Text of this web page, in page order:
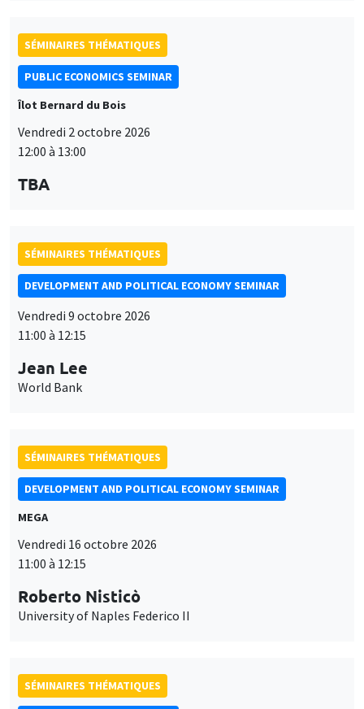
SÉMINAIRES THÉMATIQUES
PUBLIC ECONOMICS SEMINAR
Îlot Bernard du Bois
Vendredi 2 octobre 2026
12:00 à 13:00
TBA
SÉMINAIRES THÉMATIQUES
DEVELOPMENT AND POLITICAL ECONOMY SEMINAR
Vendredi 9 octobre 2026
11:00 à 12:15
Jean Lee
World Bank
SÉMINAIRES THÉMATIQUES
DEVELOPMENT AND POLITICAL ECONOMY SEMINAR
MEGA
Vendredi 16 octobre 2026
11:00 à 12:15
Roberto Nisticò
University of Naples Federico II
SÉMINAIRES THÉMATIQUES